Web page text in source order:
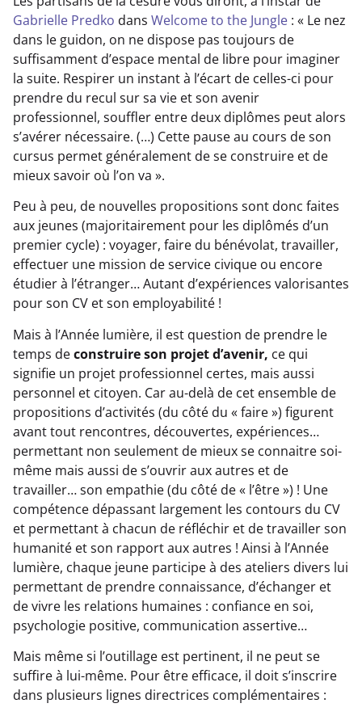
Gabrielle Predko dans Welcome to the Jungle : « Le nez
dans le guidon, on ne dispose pas toujours de
suffisamment d’espace mental de libre pour imaginer
la suite. Respirer un instant à l’écart de celles-ci pour
prendre du recul sur sa vie et son avenir
professionnel, souffler entre deux diplômes peut alors
s’avérer nécessaire. (…) Cette pause au cours de son
cursus permet généralement de se construire et de
mieux savoir où l’on va ».
Peu à peu, de nouvelles propositions sont donc faites
aux jeunes (majoritairement pour les diplômés d’un
premier cycle) : voyager, faire du bénévolat, travailler,
effectuer une mission de service civique ou encore
étudier à l’étranger… Autant d’expériences valorisantes
pour son CV et son employabilité !
Mais à l’Année lumière, il est question de prendre le
temps deconstruire son projet d’avenir, ce qui
signifie un projet professionnel certes, mais aussi
personnel et citoyen. Car au-delà de cet ensemble de
propositions d’activités (du côté du « faire ») figurent
avant tout rencontres, découvertes, expériences…
permettant non seulement de mieux se connaitre soi-
même mais aussi de s’ouvrir aux autres et de
travailler… son empathie (du côté de « l’être ») ! Une
compétence dépassant largement les contours du CV
et permettant à chacun de réfléchir et de travailler son
humanité et son rapport aux autres ! Ainsi à l’Année
lumière, chaque jeune participe à des ateliers divers lui
permettant de prendre connaissance, d’échanger et
de vivre les relations humaines : confiance en soi,
psychologie positive, communication assertive…
Mais même si l’outillage est pertinent, il ne peut se
suffire à lui-même. Pour être efficace, il doit s’inscrire
dans plusieurs lignes directrices complémentaires :